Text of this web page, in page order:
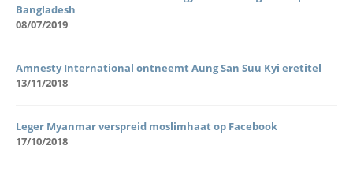
Bangladesh
08/07/2019
Amnesty International ontneemt Aung San Suu Kyi eretitel
13/11/2018
Leger Myanmar verspreid moslimhaat op Facebook
17/10/2018